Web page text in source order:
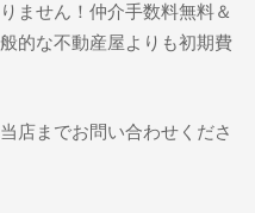
ません！仲介手数料無料＆
的な不動産屋よりも初期費
店までお問い合わせくださ